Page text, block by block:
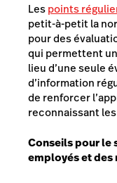
Lespoints
petit-à-petit la
pour des
qui permettent
lieu d’une seule
d’information
de renforcer
reconnaissant
Conseils pour le
employés et des